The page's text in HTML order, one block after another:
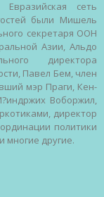
сеть
были Мишель
секретаря ООН
Азии, Альдо
директора
Павел Бем, член
мэр Праги, Кен-
Воборжил,
директор
политики
многие другие.